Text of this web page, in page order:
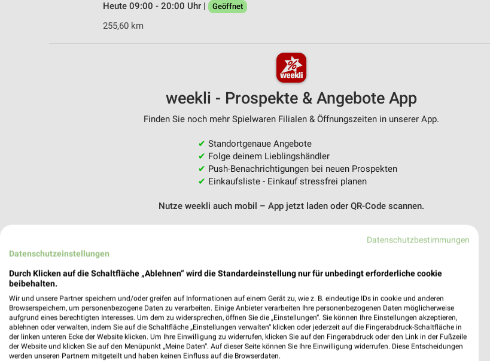
Heute 09:00 - 20:00 Uhr |
Geöffnet
255,60 km
weekli - Prospekte & Angebote App
Finden Sie noch mehr Spielwaren Filialen & Öffnungszeiten in unserer App.
✔ Standortgenaue Angebote
✔ Folge deinem Lieblingshändler
✔ Push-Benachrichtigungen bei neuen Prospekten
✔ Einkaufsliste - Einkauf stressfrei planen
Nutze weekli auch mobil – App jetzt laden oder QR-Code scannen.
Datenschutzbestimmungen
Datenschutzeinstellungen
Durch Klicken auf die Schaltfläche „Ablehnen“ wird die Standardeinstellung nur für unbedingt erforderliche cookie
beibehalten.
Wir und unsere Partner speichern und/oder greifen auf Informationen auf einem Gerät zu, wie z. B. eindeutige IDs in cookie und anderen
Browserspeichern, um personenbezogene Daten zu verarbeiten. Einige Anbieter verarbeiten Ihre personenbezogenen Daten möglicherweise
aufgrund eines berechtigten Interesses. Um dem zu widersprechen, öffnen Sie die „Einstellungen“. Sie können Ihre Einstellungen akzeptieren,
ablehnen oder verwalten, indem Sie auf die Schaltfläche „Einstellungen verwalten“ klicken oder jederzeit auf die Fingerabdruck-Schaltfläche in
der linken unteren Ecke der Website klicken. Um Ihre Einwilligung zu widerrufen, klicken Sie auf den Fingerabdruck oder den Link in der Fußzeile
der Website und klicken Sie auf den Menüpunkt „Meine Daten“. Auf dieser Seite können Sie Ihre Einwilligung widerrufen. Diese Entscheidungen
werden unseren Partnern mitgeteilt und haben keinen Einfluss auf die Browserdaten.